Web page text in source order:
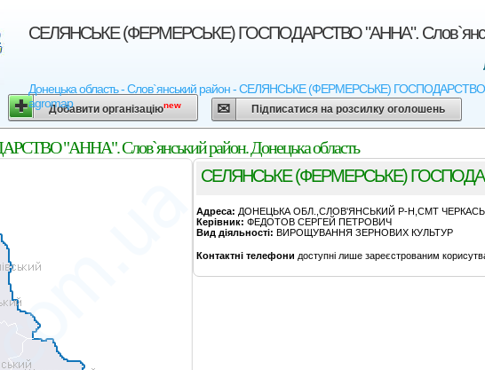
СЕЛЯНСЬКЕ (ФЕРМЕРСЬКЕ) ГОСПОДАРСТВО "АННА".
Донецька область - Слов`янський район - СЕЛЯНСЬКЕ (ФЕРМЕРСЬКЕ) ГОСПОДАРСТВО
agromapДобавити організаціюnew Підписатися на розсилку оголошень
"АННА". Слов`янський район. Донецька область
СЕЛЯНСЬКЕ (ФЕРМЕРСЬКЕ)
Адреса: ДОНЕЦЬКА ОБЛ.,СЛОВ'ЯНСЬКИЙ Р-Н,СМТ
Керівник: ФЕДОТОВ СЕРГЕЙ ПЕТРОВИЧ
Вид діяльності: ВИРОЩУВАННЯ ЗЕРНОВИХ КУЛЬТУР
Контактні телефони доступні лише зареєстрованим